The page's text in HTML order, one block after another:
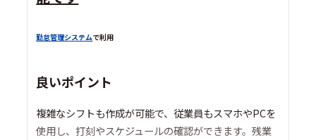
勤怠管理システムで利用
良いポイント
複雑なシフトも作成が可能で、従業員もスマホやPCを
使用し、打刻やスケジュールの確認ができます。残業